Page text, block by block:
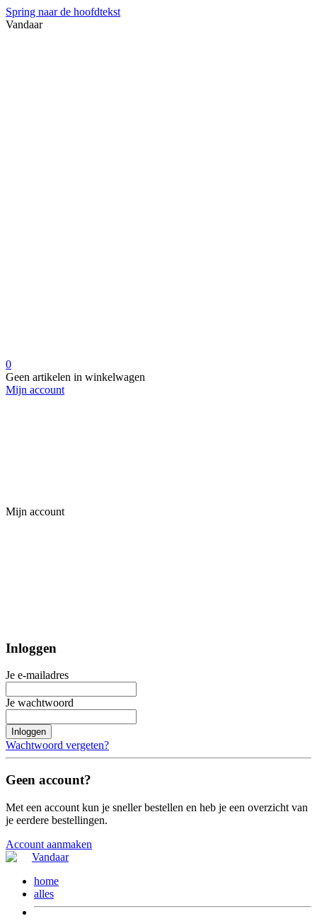
Spring naar de hoofdtekst
Vandaar
0
Geen artikelen in winkelwagen
Mijn account
Mijn account
Inloggen
Je e-mailadres
Je wachtwoord
Inloggen
Wachtwoord vergeten?
Geen account?
Met een account kun je sneller bestellen en heb je een overzicht van
je eerdere bestellingen.
Account aanmaken
home
alles